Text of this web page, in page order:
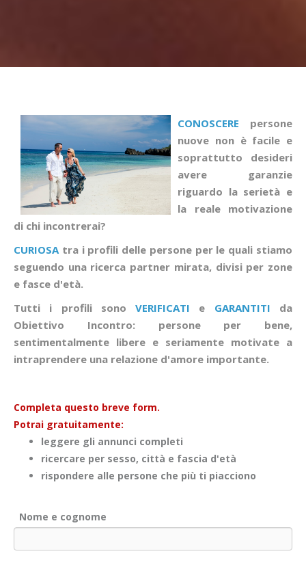
CONOSCERE persone
nuove non è facile e
soprattutto desideri
avere garanzie
riguardo la serietà e
la reale motivazione
di chi incontrerai?
CURIOSA tra i profili delle persone per le quali stiamo
seguendo una ricerca partner mirata, divisi per zone
e fasce d'età.
Tutti i profili sonoVERIFICATI e GARANTITI da
Obiettivo Incontro: persone per bene,
sentimentalmente libere e seriamente motivate a
intraprendere una relazione d'amore importante.
Completa questo breve form.
Potrai gratuitamente:
leggere gli annunci completi
ricercare per sesso, città e fascia d'età
rispondere alle persone che più ti piacciono
Nome e cognome